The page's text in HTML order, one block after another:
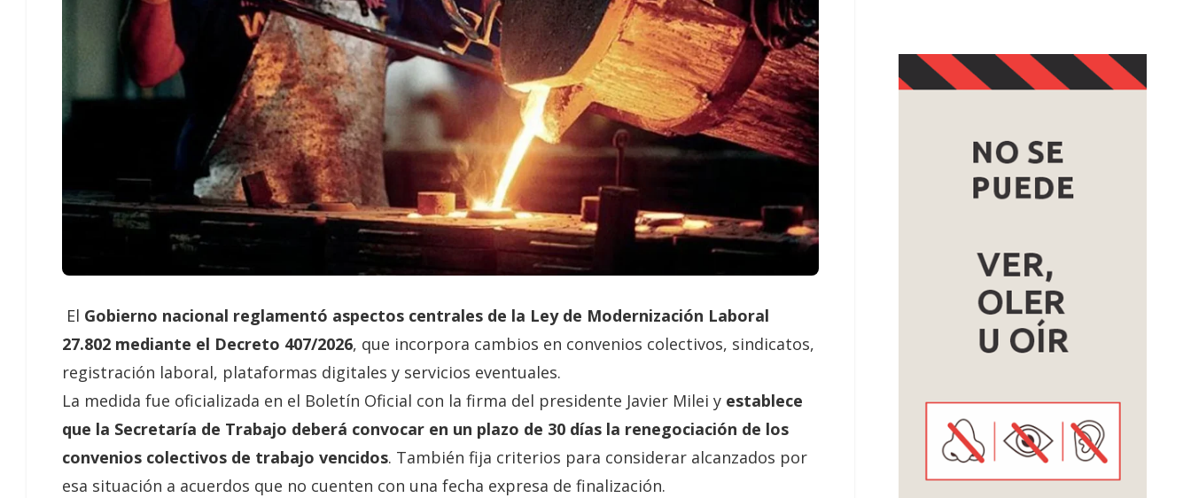
El Gobierno nacional reglamentó aspectos centrales de la Ley de Modernización Laboral
27.802 mediante el Decreto 407/2026, que incorpora cambios en convenios colectivos, sindicatos,
registración laboral, plataformas digitales y servicios eventuales.
La medida fue oficializada en el Boletín Oficial con la firma del presidente Javier Milei y establece
que la Secretaría de Trabajo deberá convocar en un plazo de 30 días la renegociación de los
convenios colectivos de trabajo vencidos. También fija criterios para considerar alcanzados por
esa situación a acuerdos que no cuenten con una fecha expresa de finalización.